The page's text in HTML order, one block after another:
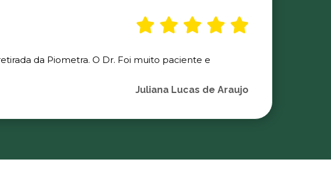
da Piometra. O Dr. Foi muito paciente e
Juliana Lucas de Araujo